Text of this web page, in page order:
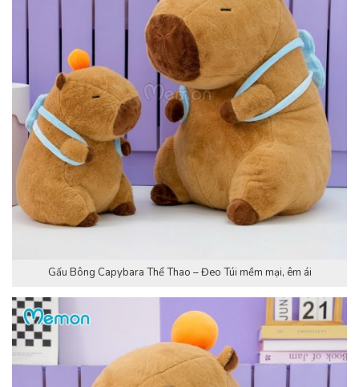
Gấu Bông Capybara Thể Thao – Đeo Túi mềm mại, êm ái